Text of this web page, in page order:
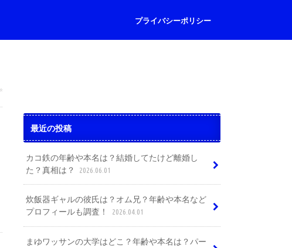
プライバシーポリシー
最近の投稿
カコ鉄の年齢や本名は？結婚してたけど離婚し
た？真相は？
2026.06.01
炊飯器ギャルの彼氏は？オム兄？年齢や本名など
プロフィールも調査！
2026.04.01
まゆワッサンの大学はどこ？年齢や本名は？パー